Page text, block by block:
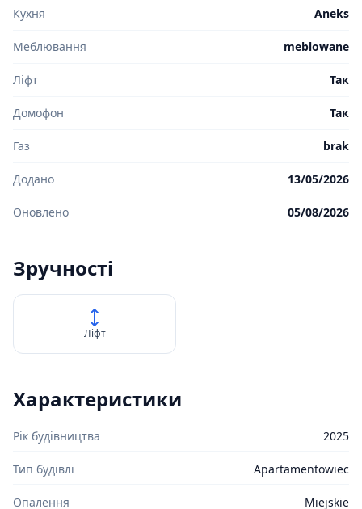
Кухня Aneks
Меблювання meblowane
Ліфт Так
Домофон Так
Газ brak
Додано 13/05/2026
Оновлено 05/08/2026
Зручності
Ліфт
Характеристики
Рік будівництва 2025
Тип будівлі Apartamentowiec
Опалення Miejskie